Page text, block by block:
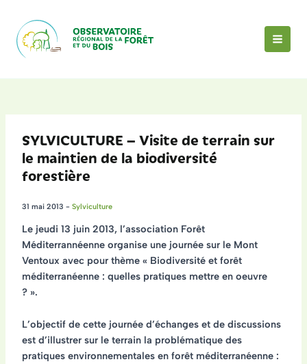
contenu
SYLVICULTURE – Visite de terrain sur
le maintien de la biodiversité
forestière
31 mai 2013 - Sylviculture
Le jeudi 13 juin 2013, l’association Forêt
Méditerrannéenne organise une journée sur le Mont
Ventoux avec pour thème « Biodiversité et forêt
méditerranéenne : quelles pratiques mettre en oeuvre
? ».
L’objectif de cette journée d’échanges et de discussions
est d’illustrer sur le terrain la problématique des
pratiques environnementales en forêt méditerranéenne: